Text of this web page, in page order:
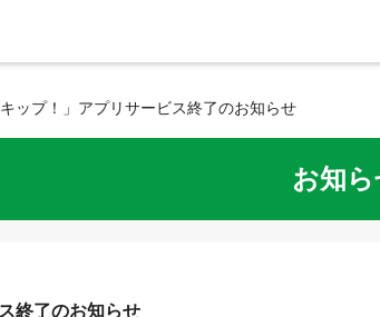
キップ！」アプリサービス終了のお知らせ
お知ら
終了のお知らせ